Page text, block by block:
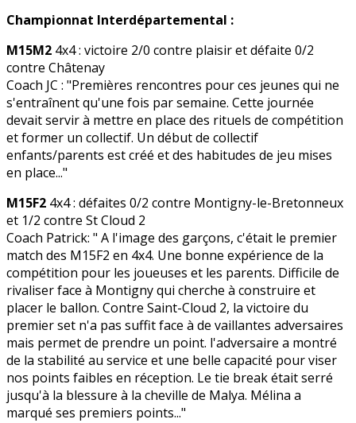
Championnat Interdépartemental :
M15M2 4x4 : victoire 2/0 contre plaisir et défaite 0/2
contre Châtenay
Coach JC : "Premières rencontres pour ces jeunes qui ne
s'entraînent qu'une fois par semaine. Cette journée
devait servir à mettre en place des rituels de compétition
et former un collectif. Un début de collectif
enfants/parents est créé et des habitudes de jeu mises
en place..."
M15F2 4x4 : défaites 0/2 contre Montigny-le-Bretonneux
et 1/2 contre St Cloud 2
Coach Patrick: " A l'image des garçons, c'était le premier
match des M15F2 en 4x4. Une bonne expérience de la
compétition pour les joueuses et les parents. Difficile de
rivaliser face à Montigny qui cherche à construire et
placer le ballon. Contre Saint-Cloud 2, la victoire du
premier set n'a pas suffit face à de vaillantes adversaires
mais permet de prendre un point. l'adversaire a montré
de la stabilité au service et une belle capacité pour viser
nos points faibles en réception. Le tie break était serré
jusqu'à la blessure à la cheville de Malya. Mélina a
marqué ses premiers points..."